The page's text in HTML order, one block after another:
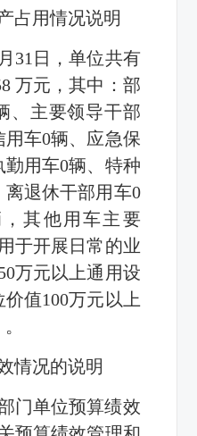
占用情况说明
月 31 日，单位共有
万元，其中：部
、主要领导干部
用车0辆、应急保
勤用车0辆、特种
离退休干部用车0
，其他用车主要
于开展日常的业
万元以上通用设
价值100万元以上
情况的说明
门单位预算绩效